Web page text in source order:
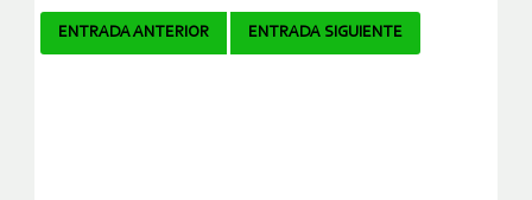
Navegador
ENTRADA ANTERIOR ENTRADA SIGUIENTE